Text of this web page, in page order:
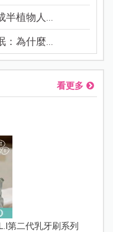
半植物人...
：為什麼...
看更多
第二代乳牙刷系列